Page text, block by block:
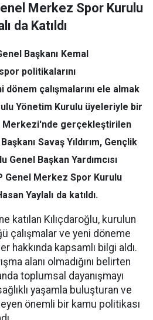
Merkez Spor Kurulu
da Katıldı
Başkanı Kemal
politikalarını
çalışmalarını ele almak
Yönetim Kurulu üyeleriyle bir
Merkezi'nde gerçekleştirilen
Savaş Yıldırım, Gençlik
Genel Başkan Yardımcısı
Genel Merkez Spor Kurulu
Yaylalı da katıldı.
katılan Kılıçdaroğlu, kurulun
çalışmalar ve yeni döneme
hakkında kapsamlı bilgi aldı.
alanı olmadığını belirten
toplumsal dayanışmayı
yaşamla buluşturan ve
önemli bir kamu politikası